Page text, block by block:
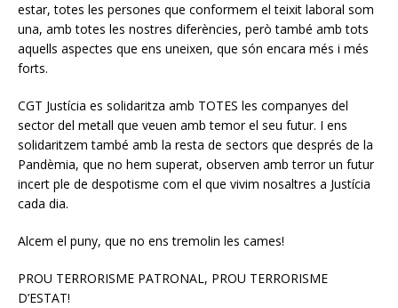
estar, totes les persones que conformem el teixit laboral som
una, amb totes les nostres diferències, però també amb tots
aquells aspectes que ens uneixen, que són encara més i més
forts.
CGT Justícia es solidaritza amb TOTES les companyes del
sector del metall que veuen amb temor el seu futur. I ens
solidaritzem també amb la resta de sectors que després de la
Pandèmia, que no hem superat, observen amb terror un futur
incert ple de despotisme com el que vivim nosaltres a Justícia
cada dia.
Alcem el puny, que no ens tremolin les cames!
PROU TERRORISME PATRONAL, PROU TERRORISME
D’ESTAT!